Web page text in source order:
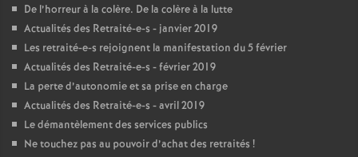
De l’horreur à la colère. De la colère à la lutte
Actualités des Retraité-e-s - janvier 2019
Les retraité-e-s rejoignent la manifestation du 5 février
Actualités des Retraité-e-s - février 2019
La perte d’autonomie et sa prise en charge
Actualités des Retraité-e-s - avril 2019
Le démantèlement des services publics
Ne touchez pas au pouvoir d’achat des retraités !